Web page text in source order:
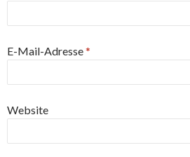
E-Mail-Adresse*
Website